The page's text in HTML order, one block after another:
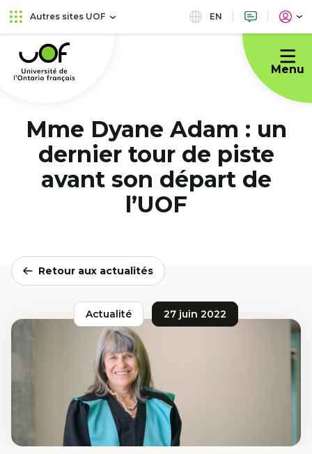
Aller
au
principal
Passer
au
contenu
Autres sites UOF EN
Université
de
l'Ontario
Menu
Mme Dyane Adam : un
dernier tour de piste
avant son départ de
l’UOF
Retour aux actualités
Actualité 27 juin 2022